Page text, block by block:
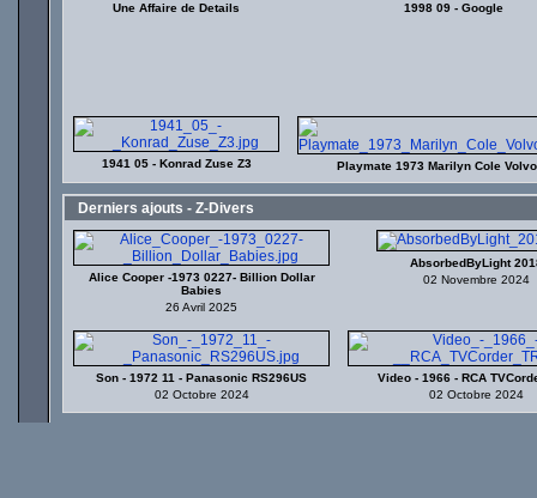
Une Affaire de Details 1998 09 - Google
1941 05 - Konrad Zuse Z3 Playmate 1973 Marilyn Cole
Derniers ajouts - Z-Divers
Alice Cooper -1973 0227- Billion Dollar
Babies
26 Avril 2025
AbsorbedByLight
02 Novembre 2024
Son - 1972 11 - Panasonic RS296US
02 Octobre 2024
Video - 1966 - RCA
02 Octobre 2024